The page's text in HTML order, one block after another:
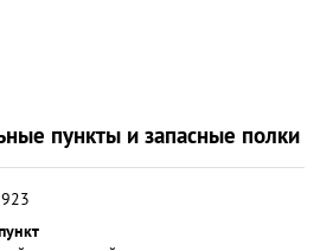
пункты и запасные полки